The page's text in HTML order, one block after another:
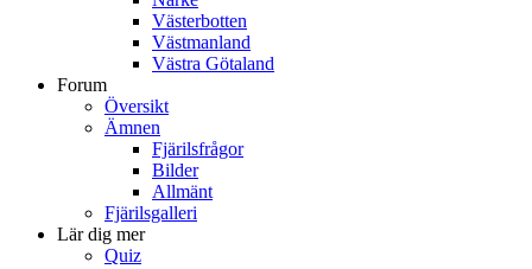
Västerbotten
Västmanland
Västra Götaland
Forum
Översikt
Ämnen
Fjärilsfrågor
Bilder
Allmänt
Fjärilsgalleri
Lär dig mer
Quiz